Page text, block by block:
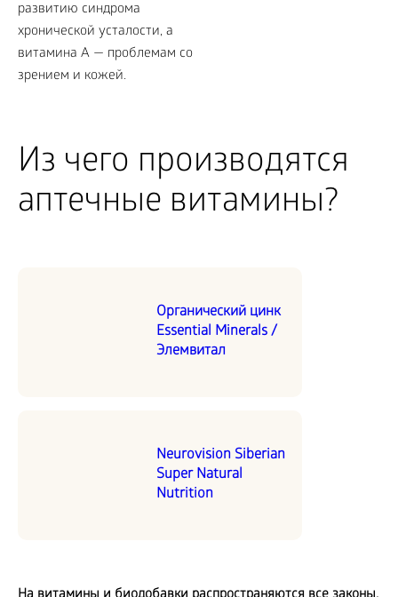
Из чего производятся
аптечные витамины?
Органический цинк
Essential Minerals /
Элемвитал
Neurovision Siberian
Super Natural
Nutrition